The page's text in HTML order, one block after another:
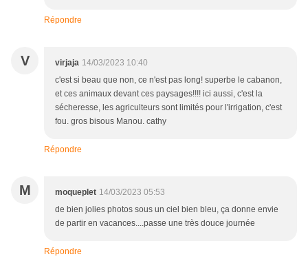
Répondre
V virjaja 14/03/2023 10:40
c'est si beau que non, ce n'est pas long! superbe le cabanon,
et ces animaux devant ces paysages!!!! ici aussi, c'est la
sécheresse, les agriculteurs sont limités pour l'irrigation, c'est
fou. gros bisous Manou. cathy
Répondre
M moqueplet 14/03/2023 05:53
de bien jolies photos sous un ciel bien bleu, ça donne envie
de partir en vacances....passe une très douce journée
Répondre